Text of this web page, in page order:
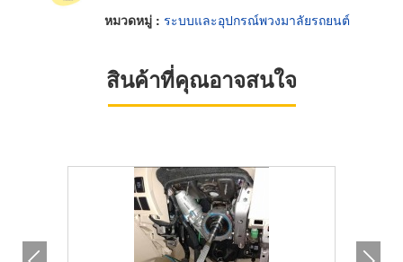
หมวดหมู่ : ระบบและอุปกรณ์พวงมาลัยรถยนต์
สินค้าที่คุณอาจสนใจ